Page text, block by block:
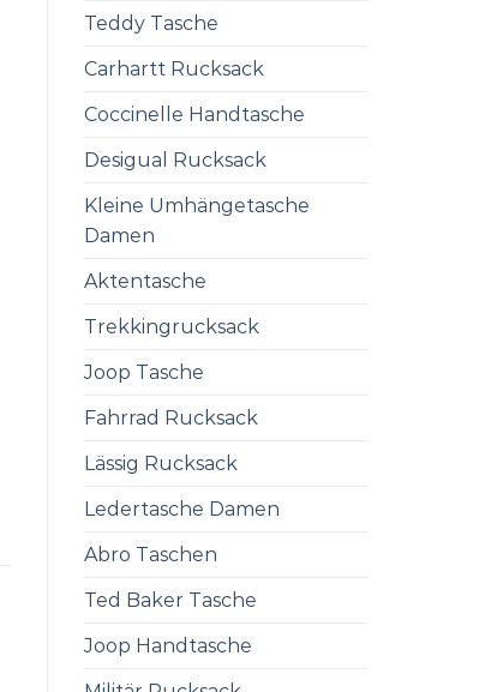
Teddy Tasche
Carhartt Rucksack
Coccinelle Handtasche
Desigual Rucksack
Kleine Umhängetasche
Damen
Aktentasche
Trekkingrucksack
Joop Tasche
Fahrrad Rucksack
Lässig Rucksack
Ledertasche Damen
Abro Taschen
Ted Baker Tasche
Joop Handtasche